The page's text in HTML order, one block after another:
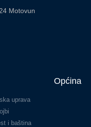
Motovun
Općina
uprava
i baština